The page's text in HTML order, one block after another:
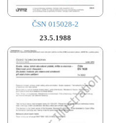
ČSN 015028-2
23.5.1988